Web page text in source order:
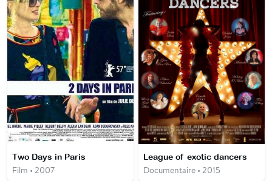
Two Days in Paris
Film • 2007
League of exotic dancers
Documentaire • 2015